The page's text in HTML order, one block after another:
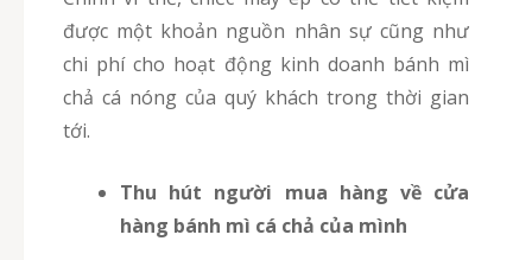
được một khoản nguồn nhân sự cũng như
chi phí cho hoạt động kinh doanh bánh mì
chả cá nóng của quý khách trong thời gian
tới.
Thu hút người mua hàng về cửa
hàng bánh mì cá chả của mình